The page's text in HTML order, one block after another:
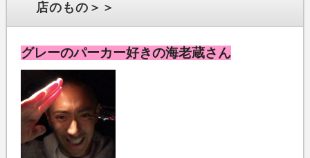
店のもの＞＞
グレーのパーカー好きの海老蔵さん